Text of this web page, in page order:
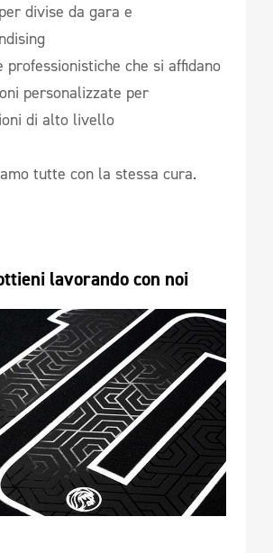
divise da gara e
professionistiche che si affidano
personalizzate per
di alto livello
tutte con la stessa cura.
lavorando con noi